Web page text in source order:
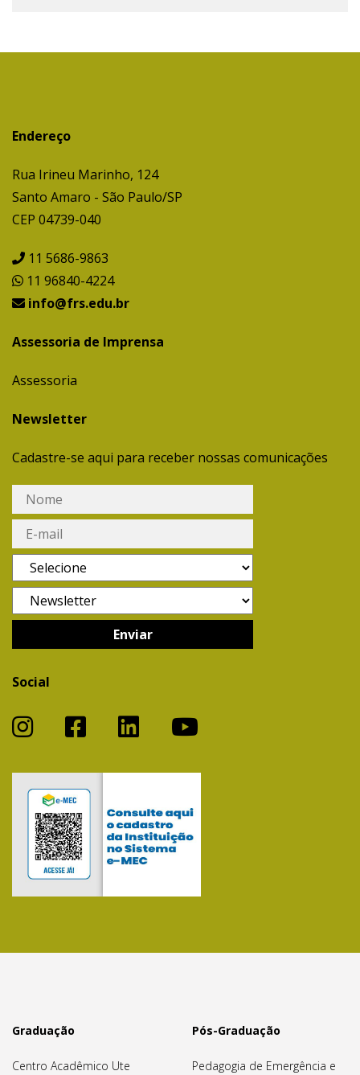
Endereço
Rua Irineu Marinho, 124
Santo Amaro - São Paulo/SP
CEP 04739-040
11 5686-9863
11 96840-4224
info@frs.edu.br
Assessoria de Imprensa
Assessoria
Newsletter
Cadastre-se aqui para receber nossas comunicações
Social
Graduação
Centro Acadêmico Ute
Pós-Graduação
Pedagogia de Emergência e